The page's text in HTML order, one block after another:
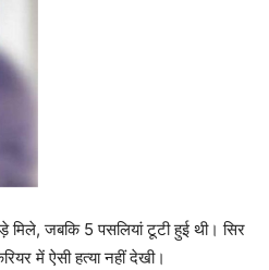
जबकि 5 पसलियां टूटी हुई थी। सिर
में ऐसी हत्या नहीं देखी।